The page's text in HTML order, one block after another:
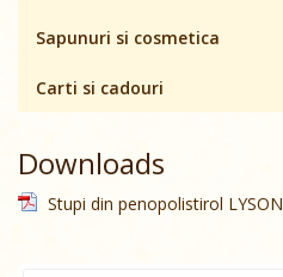
Sapunuri si cosmetica
Carti si cadouri
Downloads
Stupi din penopolistirol LYSON